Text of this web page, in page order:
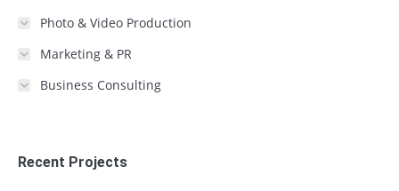
Photo & Video Production
Marketing & PR
Business Consulting
Recent Projects